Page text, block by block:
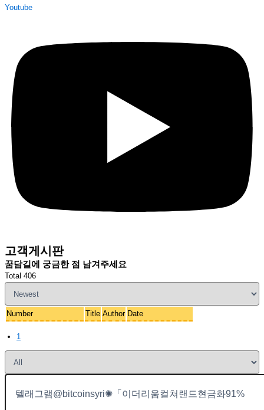
Youtube
고객게시판
꿈담길에 궁금한 점 남겨주세요
Total 406
Number Title Author Date
1